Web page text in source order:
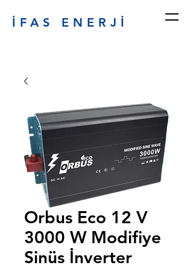
İFAS ENERJİ
Orbus Eco 12 V
3000 W Modifiye
Sinüs İnverter